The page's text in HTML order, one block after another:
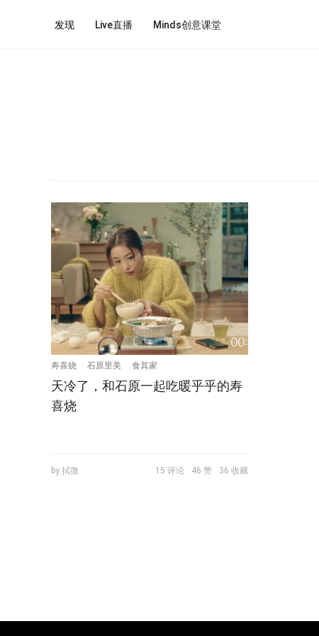
发现 Live直播 Minds创意课堂
寿喜烧 石原里美 食其家
天冷了，和石原一起吃暖乎乎的寿
喜烧
by 拭微 15 评论 46 赞 36 收藏